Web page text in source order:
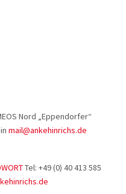
Nord „Eppendorfer“
mail@ankehinrichs.de
Tel: +49 (0) 40 413 585